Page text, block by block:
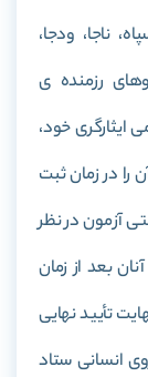
ناجا، ودجا،
رزمنده ی
به دریافت کد رهگیری 12 رقمی ایثارگری خود،
را در زمان ثبت
آزمون در نظر
بعد از زمان
تأیید نهایی
انسانی ستاد